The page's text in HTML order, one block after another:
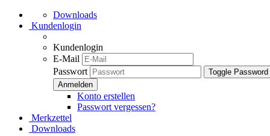
Downloads
Kundenlogin
Kundenlogin
E-Mail
Passwort
Toggle
Konto erstellen
Passwort vergessen?
Merkzettel
Downloads